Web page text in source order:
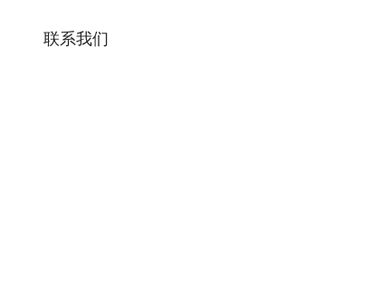
联系我们